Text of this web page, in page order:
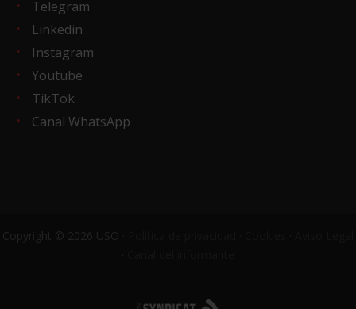
Telegram
Linkedin
Instagram
Youtube
TikTok
Canal WhatsApp
Copyright © 2026 USO ·